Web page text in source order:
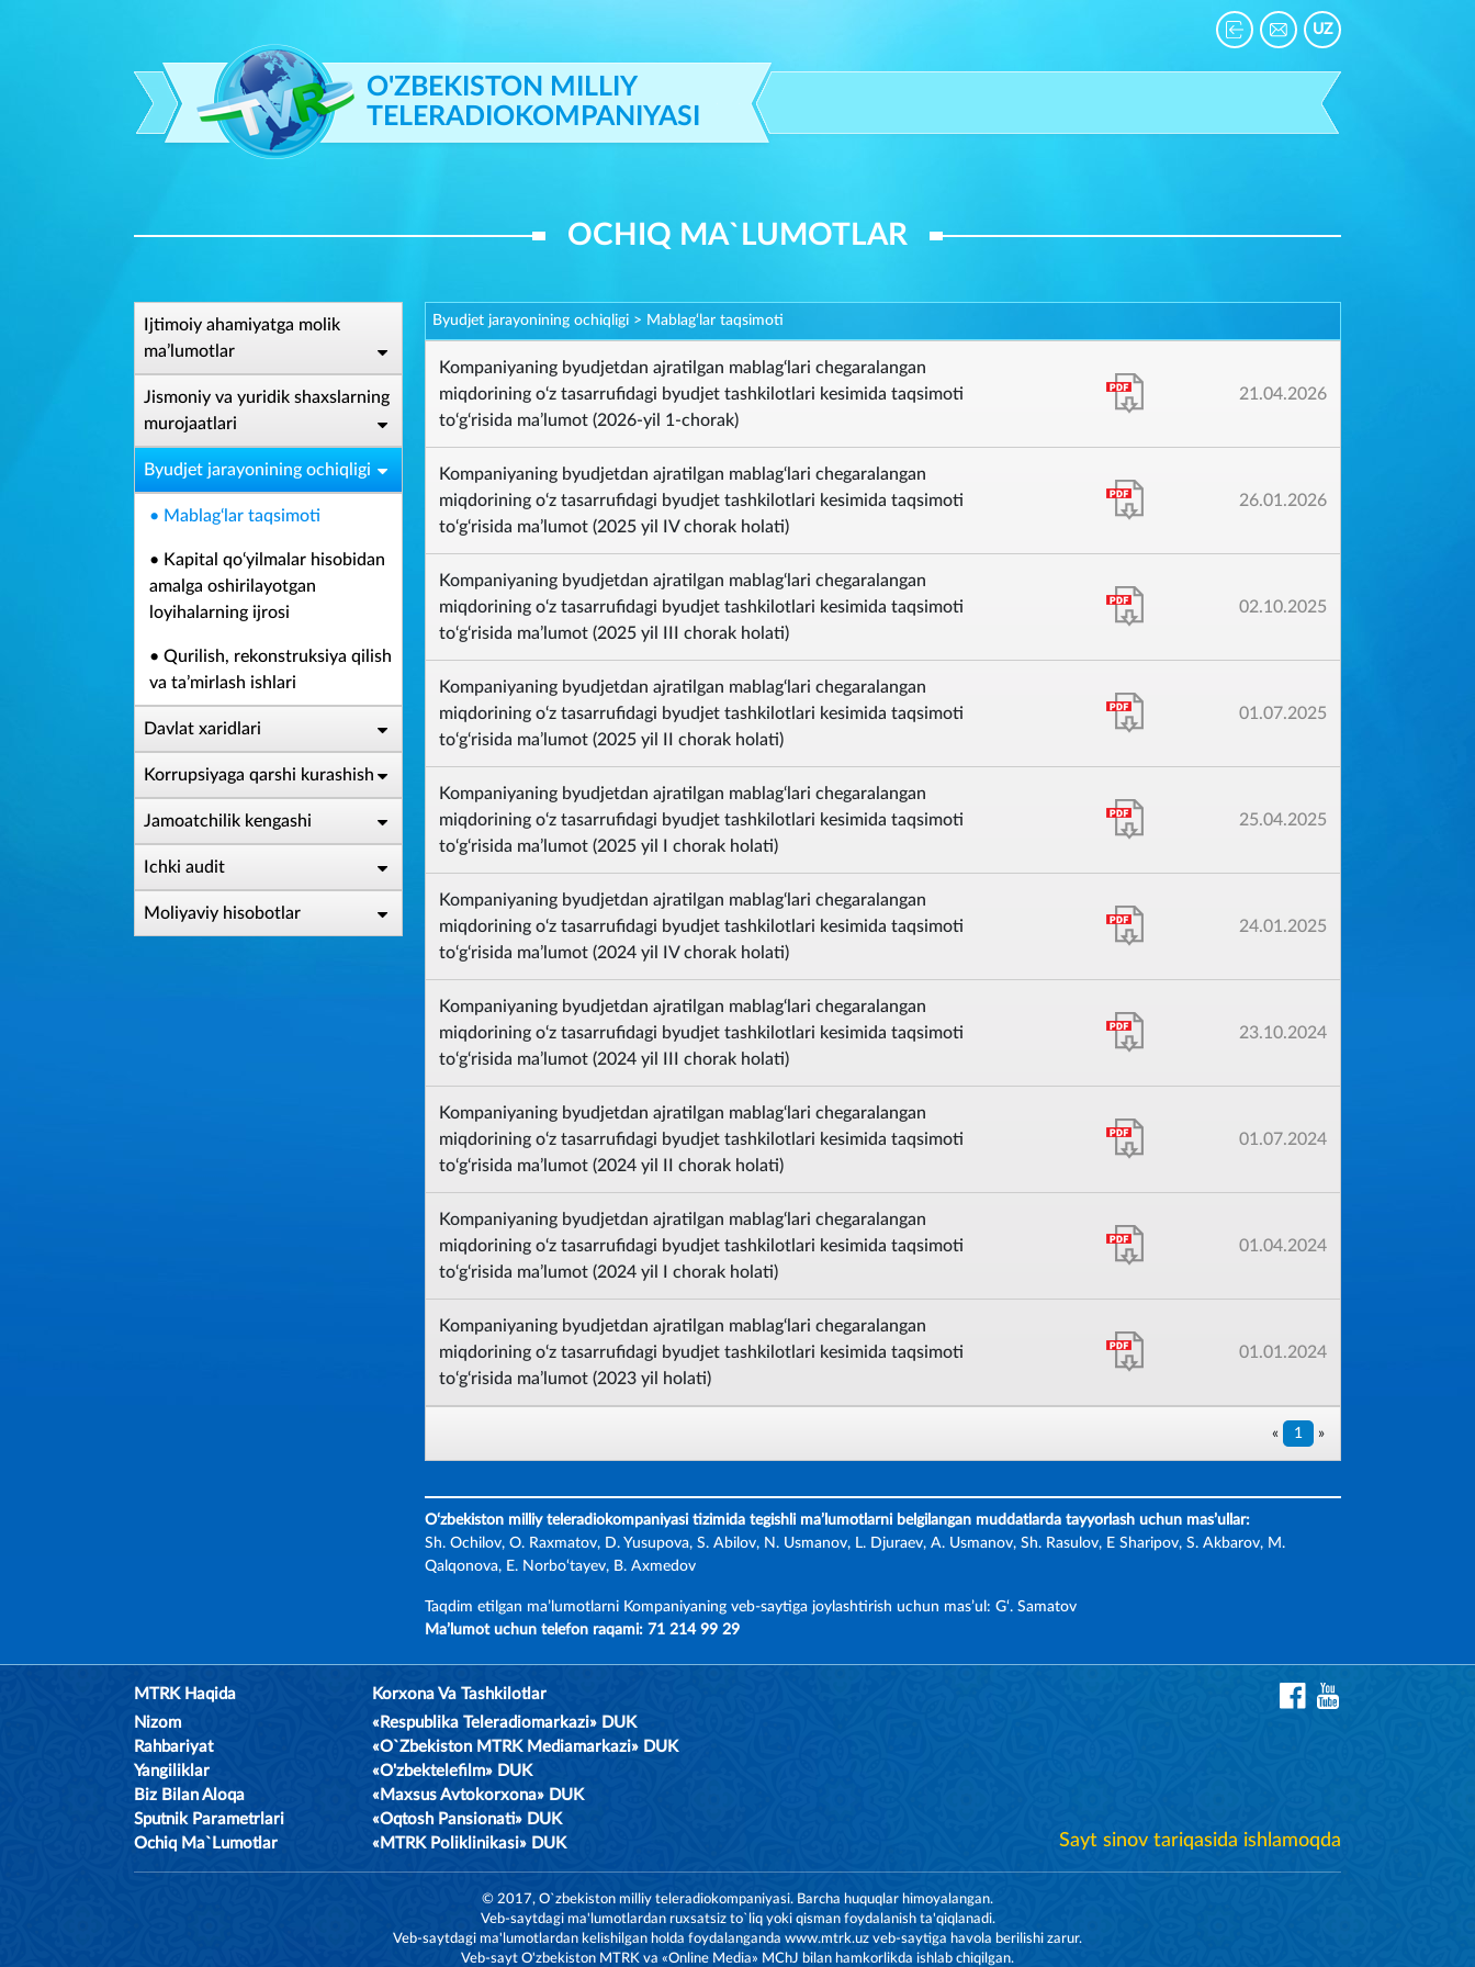
UZ
O'ZBEKISTON MILLIY
TELERADIOKOMPANIYASI
OCHIQ MA`LUMOTLAR
Ijtimoiy ahamiyatga molik
ma’lumotlar
Jismoniy va yuridik shaxslarning
murojaatlari
Byudjet jarayonining ochiqligi
• Mablag‘lar taqsimoti
• Kapital qo‘yilmalar hisobidan
amalga oshirilayotgan
loyihalarning ijrosi
• Qurilish, rekonstruksiya qilish
va ta’mirlash ishlari
Davlat xaridlari
Korrupsiyaga qarshi kurashish
Jamoatchilik kengashi
Ichki audit
Moliyaviy hisobotlar
Byudjet jarayonining ochiqligi > Mablag‘lar taqsimoti
Kompaniyaning byudjetdan ajratilgan mablag‘lari chegaralangan
miqdorining o‘z tasarrufidagi byudjet tashkilotlari kesimida taqsimoti
to‘g‘risida ma’lumot (2026-yil 1-chorak)
21.04.2026
Kompaniyaning byudjetdan ajratilgan mablag‘lari chegaralangan
miqdorining o‘z tasarrufidagi byudjet tashkilotlari kesimida taqsimoti
to‘g‘risida ma’lumot (2025 yil IV chorak holati)
26.01.2026
Kompaniyaning byudjetdan ajratilgan mablag‘lari chegaralangan
miqdorining o‘z tasarrufidagi byudjet tashkilotlari kesimida taqsimoti
to‘g‘risida ma’lumot (2025 yil III chorak holati)
02.10.2025
Kompaniyaning byudjetdan ajratilgan mablag‘lari chegaralangan
miqdorining o‘z tasarrufidagi byudjet tashkilotlari kesimida taqsimoti
to‘g‘risida ma’lumot (2025 yil II chorak holati)
01.07.2025
Kompaniyaning byudjetdan ajratilgan mablag‘lari chegaralangan
miqdorining o‘z tasarrufidagi byudjet tashkilotlari kesimida taqsimoti
to‘g‘risida ma’lumot (2025 yil I chorak holati)
25.04.2025
Kompaniyaning byudjetdan ajratilgan mablag‘lari chegaralangan
miqdorining o‘z tasarrufidagi byudjet tashkilotlari kesimida taqsimoti
to‘g‘risida ma’lumot (2024 yil IV chorak holati)
24.01.2025
Kompaniyaning byudjetdan ajratilgan mablag‘lari chegaralangan
miqdorining o‘z tasarrufidagi byudjet tashkilotlari kesimida taqsimoti
to‘g‘risida ma’lumot (2024 yil III chorak holati)
23.10.2024
Kompaniyaning byudjetdan ajratilgan mablag‘lari chegaralangan
miqdorining o‘z tasarrufidagi byudjet tashkilotlari kesimida taqsimoti
to‘g‘risida ma’lumot (2024 yil II chorak holati)
01.07.2024
Kompaniyaning byudjetdan ajratilgan mablag‘lari chegaralangan
miqdorining o‘z tasarrufidagi byudjet tashkilotlari kesimida taqsimoti
to‘g‘risida ma’lumot (2024 yil I chorak holati)
01.04.2024
Kompaniyaning byudjetdan ajratilgan mablag‘lari chegaralangan
miqdorining o‘z tasarrufidagi byudjet tashkilotlari kesimida taqsimoti
to‘g‘risida ma’lumot (2023 yil holati)
01.01.2024
« 1 »
O‘zbekiston milliy teleradiokompaniyasi tizimida tegishli ma’lumotlarni belgilangan muddatlarda tayyorlash uchun mas’ullar:
Sh. Ochilov, O. Raxmatov, D. Yusupova, S. Abilov, N. Usmanov, L. Djuraev, A. Usmanov, Sh. Rasulov, E Sharipov, S. Akbarov, M.
Qalqonova, E. Norbo‘tayev, B. Axmedov
Taqdim etilgan ma’lumotlarni Kompaniyaning veb-saytiga joylashtirish uchun mas’ul: G‘. Samatov
Ma’lumot uchun telefon raqami: 71 214 99 29
MTRK Haqida
Nizom
Rahbariyat
Yangiliklar
Biz Bilan Aloqa
Sputnik Parametrlari
Ochiq Ma`lumotlar
Korxona Va Tashkilotlar
«Respublika Teleradiomarkazi» DUK
«O`zbekiston MTRK Mediamarkazi» DUK
«O'zbektelefilm» DUK
«Maxsus Avtokorxona» DUK
«Oqtosh Pansionati» DUK
«MTRK Poliklinikasi» DUK
Sayt sinov tariqasida ishlamoqda
© 2017, O`zbekiston milliy teleradiokompaniyasi. Barcha huquqlar himoyalangan.
Veb-saytdagi ma'lumotlardan ruxsatsiz to`liq yoki qisman foydalanish ta'qiqlanadi.
Veb-saytdagi ma'lumotlardan kelishilgan holda foydalanganda www.mtrk.uz veb-saytiga havola berilishi zarur.
Veb-sayt O'zbekiston MTRK va «Online Media» MChJ bilan hamkorlikda ishlab chiqilgan.